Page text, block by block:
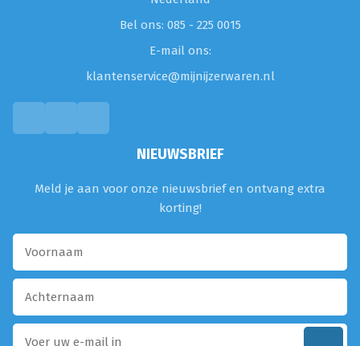
Bel ons: 085 - 225 0015
E-mail ons:
klantenservice@mijnijzerwaren.nl
NIEUWSBRIEF
Meld je aan voor onze nieuwsbrief en ontvang extra
korting!